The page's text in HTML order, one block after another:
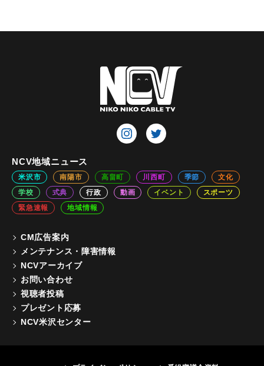
NCV地域ニュース
米沢市 南陽市 高畠町 川西町 季節
文化
学校
式典 行政 動画 イベント
スポーツ
緊急速報
地域情報
CM広告案内
メンテナンス・障害情報
NCVアーカイブ
お問い合わせ
視聴者投稿
プレゼント応募
NCV米沢センター